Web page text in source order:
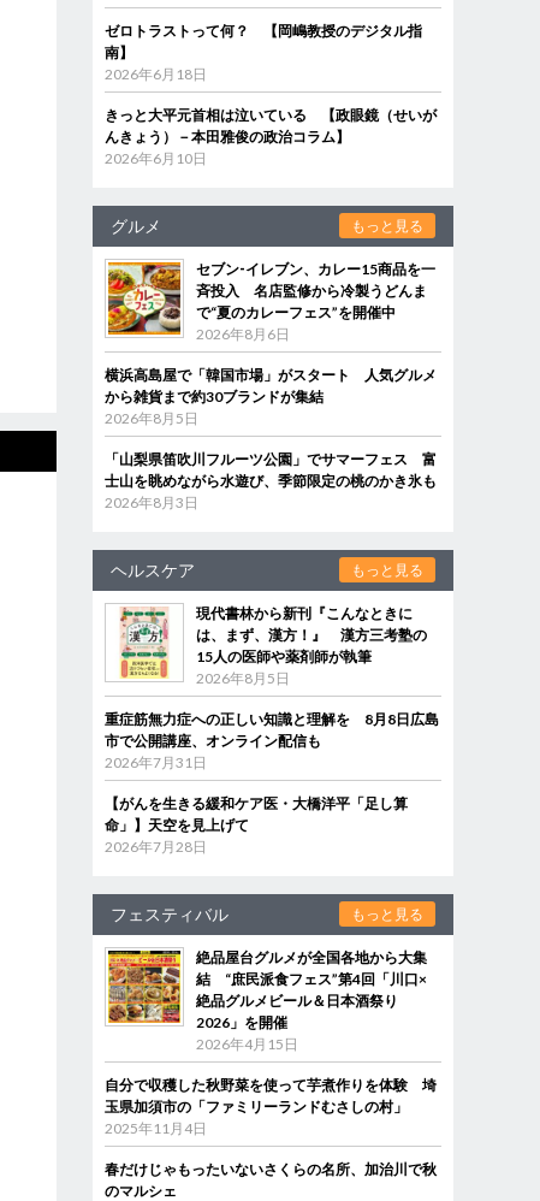
ゼロトラストって何？ 【岡嶋教授のデジタル指
南】
2026年6月18日
きっと大平元首相は泣いている 【政眼鏡（せいが
んきょう）－本田雅俊の政治コラム】
2026年6月10日
グルメ もっと見る
セブン‐イレブン、カレー15商品を一
斉投入 名店監修から冷製うどんま
で“夏のカレーフェス”を開催中
2026年8月6日
横浜高島屋で「韓国市場」がスタート 人気グルメ
から雑貨まで約30ブランドが集結
2026年8月5日
「山梨県笛吹川フルーツ公園」でサマーフェス 富
士山を眺めながら水遊び、季節限定の桃のかき氷も
2026年8月3日
ヘルスケア もっと見る
現代書林から新刊『こんなときに
は、まず、漢方！』 漢方三考塾の
15人の医師や薬剤師が執筆
2026年8月5日
重症筋無力症への正しい知識と理解を 8月8日広島
市で公開講座、オンライン配信も
2026年7月31日
【がんを生きる緩和ケア医・大橋洋平「足し算
命」】天空を見上げて
2026年7月28日
フェスティバル もっと見る
絶品屋台グルメが全国各地から大集
結 “庶民派食フェス”第4回「川口×
絶品グルメビール＆日本酒祭り
2026」を開催
2026年4月15日
自分で収穫した秋野菜を使って芋煮作りを体験 埼
玉県加須市の「ファミリーランドむさしの村」
2025年11月4日
春だけじゃもったいないさくらの名所、加治川で秋
のマルシェ